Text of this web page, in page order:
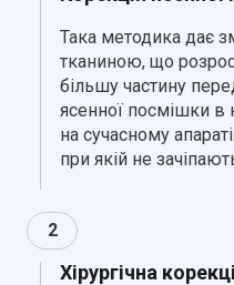
Така методика дає
тканиною, що
більшу частину
ясенної посмішки в
на сучасному
при якій не
2
Хірургічна